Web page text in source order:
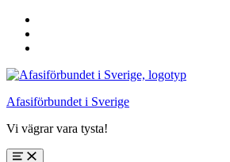
sidfoten
Afasiförbundet i Sverige
Vi vägrar vara tysta!